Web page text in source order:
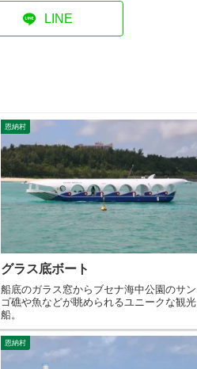
LINE
恩納村
グラス底ボート
船底のガラス窓からブセナ海中公園のサン
ゴ礁や魚などが眺められるユニークな観光
船。
恩納村